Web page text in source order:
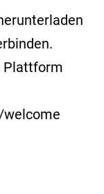
Plattform